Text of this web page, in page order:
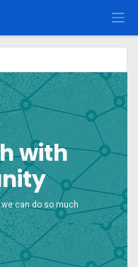
with
can do so much